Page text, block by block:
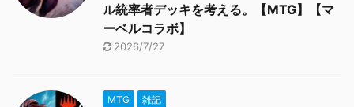
ル統率者デッキを考える。【MTG】【マ
ーベルコラボ】
2026/7/27
MTG 雑記